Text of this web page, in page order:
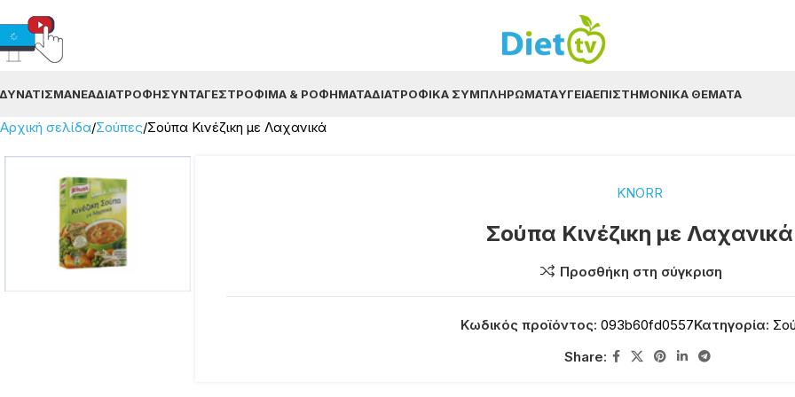
ΝΈΑΔΙΑΤΡΟΦΉΣΥΝΤΑΓΈΣΤΡΌΦΙΜΑ & ΡΟΦΉΜΑΤΑΔΙΑΤΡΟΦΙΚΆ ΣΥΜΠΛΗΡΏΜΑΤΑΥΓΕΊΑΕΠΙΣΤΗΜΟΝΙΚΆ ΘΈΜΑΤΑ
Αρχική σελίδα Σούπες Σούπα Κινέζικη με Λαχανικά
KNORR
Σούπα Κινέζικη με Λαχανικά
Προσθήκη στη σύγκριση
Κωδικός προϊόντος: 093b60fd0557Κατηγορία:
Share: